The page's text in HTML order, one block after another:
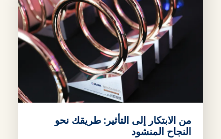
من الابتكار إلى التأثير: طريقك نحو
النجاح المنشود